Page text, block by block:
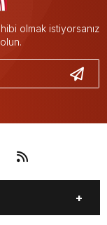
olmak istiyorsanız